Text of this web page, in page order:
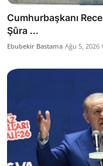
Cumhurbaşkanı
Şûra ...
Ebubekir Bastama Ağu 5, 2026